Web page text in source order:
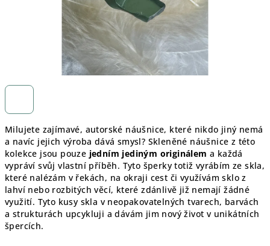
Milujete zajímavé, autorské náušnice, které nikdo jiný nemá
a navíc jejich výroba dává smysl? Skleněné náušnice z této
kolekce jsou pouze jedním jediným originálem a každá
vypráví svůj vlastní příběh. Tyto šperky totiž vyrábím ze skla,
které nalézám v řekách, na okraji cest či využívám sklo z
lahví nebo rozbitých věcí, které zdánlivě již nemají žádné
využití. Tyto kusy skla v neopakovatelných tvarech, barvách
a strukturách upcykluji a dávám jim nový život v unikátních
špercích.